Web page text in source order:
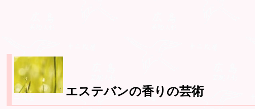
エステバンの香りの芸術